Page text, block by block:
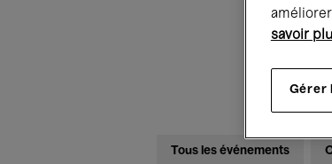
Tous les événements
savoir
Gérer